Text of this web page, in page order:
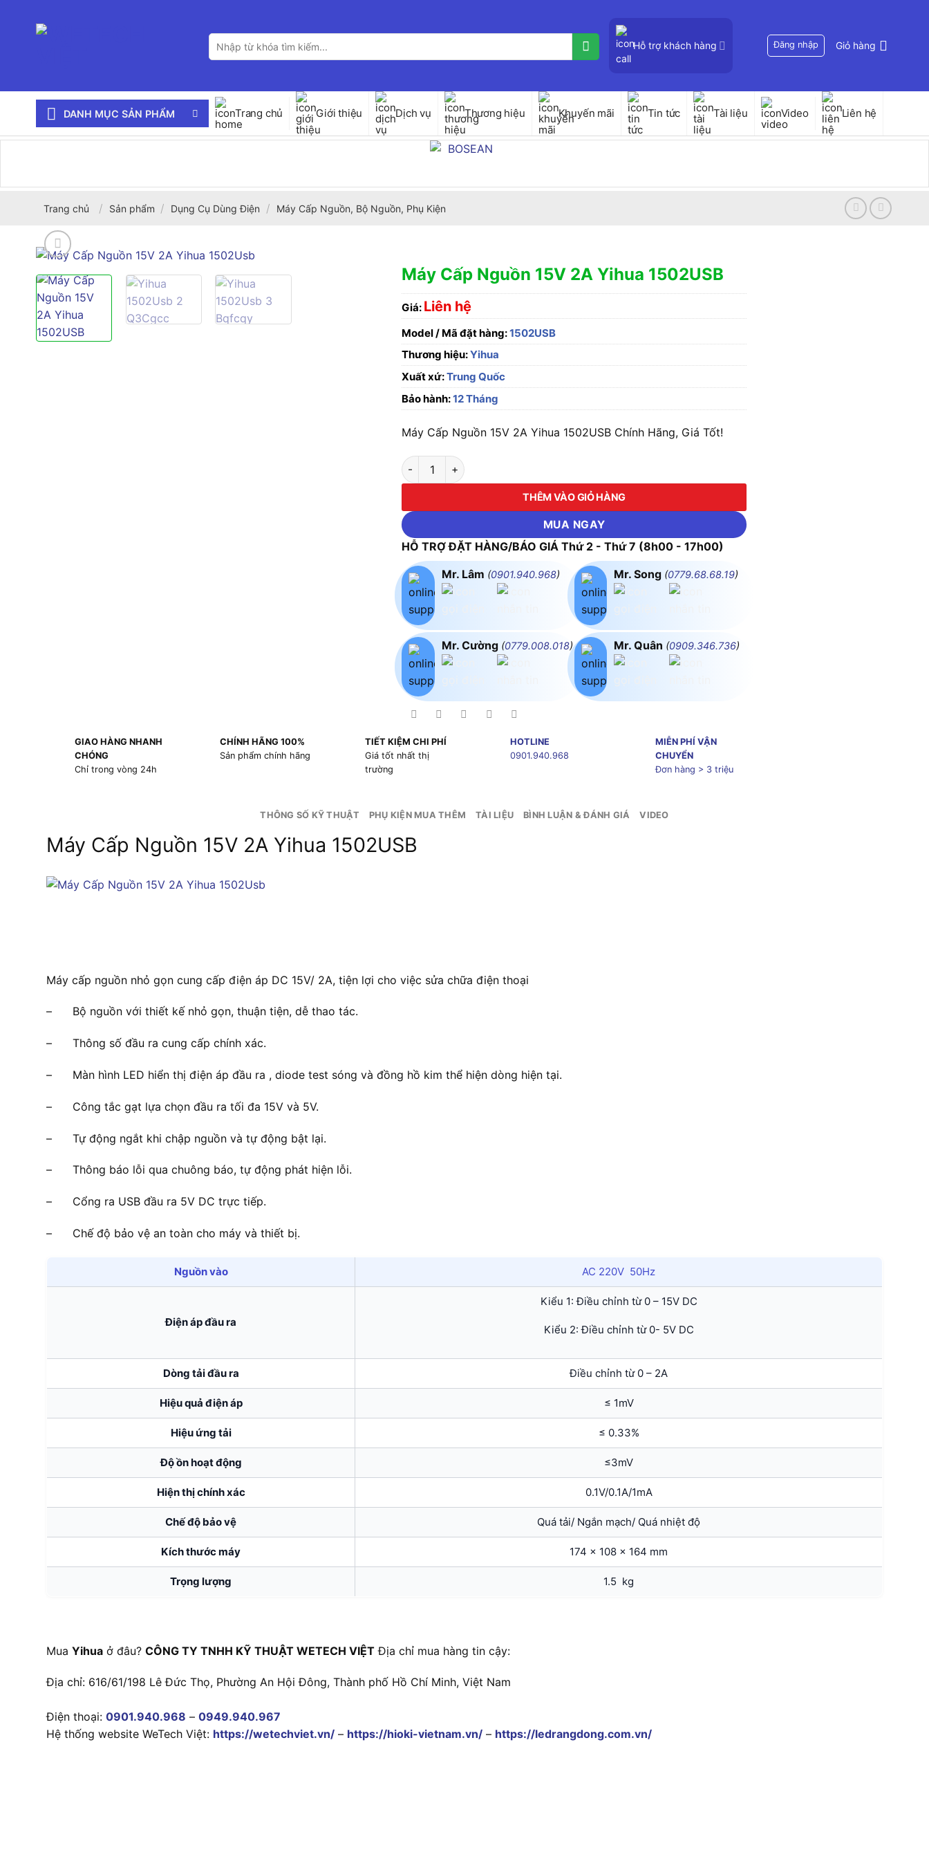
Tìm
kiếm:
Hỗ trợ khách hàng Đăng nhập Giỏ hàng
DANH MỤC SẢN PHẨM Trang chủ Giới thiệu Dịch vụ Thương hiệu Khuyến mãi Tin tức Tài liệu Video Liên hệ
Trang chủ / Sản phẩm / Dụng Cụ Dùng Điện / Máy Cấp Nguồn, Bộ Nguồn, Phụ Kiện
Máy Cấp Nguồn 15V 2A Yihua 1502USB
Giá: Liên hệ
Model / Mã đặt hàng:1502USB
Thương hiệu:Yihua
Xuất xứ:Trung Quốc
Bảo hành:12 Tháng
Máy Cấp Nguồn 15V 2A Yihua 1502USB Chính Hãng, Giá Tốt!
Máy Cấp Nguồn 15V 2A Yihua 1502USB số lượng
THÊM VÀO GIỎ HÀNG
MUA NGAY
HỖ TRỢ ĐẶT HÀNG/BÁO GIÁ Thứ 2 - Thứ 7 (8h00 - 17h00)
Mr. Lâm (0901.940.968)
Mr. Cường (0779.008.018)
Mr. Song (0779.68.68.19)
Mr. Quân (0909.346.736)
GIAO HÀNG NHANH
CHÓNG
Chỉ trong vòng 24h
CHÍNH HÃNG 100%
Sản phẩm chính hãng
TIẾT KIỆM CHI PHÍ
Giá tốt nhất thị
trường
HOTLINE
0901.940.968
MIỄN PHÍ VẬN
CHUYỂN
Đơn hàng > 3 triệu
THÔNG SỐ KỸ THUẬT PHỤ KIỆN MUA THÊM TÀI LIỆU BÌNH LUẬN & ĐÁNH GIÁ VIDEO
Máy Cấp Nguồn 15V 2A Yihua 1502USB
Máy cấp nguồn nhỏ gọn cung cấp điện áp DC 15V/ 2A, tiện lợi cho việc sửa chữa điện thoại
– Bộ nguồn với thiết kế nhỏ gọn, thuận tiện, dễ thao tác.
– Thông số đầu ra cung cấp chính xác.
– Màn hình LED hiển thị điện áp đầu ra , diode test sóng và đồng hồ kim thể hiện dòng hiện tại.
– Công tắc gạt lựa chọn đầu ra tối đa 15V và 5V.
– Tự động ngắt khi chập nguồn và tự động bật lại.
– Thông báo lỗi qua chuông báo, tự động phát hiện lỗi.
– Cổng ra USB đầu ra 5V DC trực tiếp.
– Chế độ bảo vệ an toàn cho máy và thiết bị.
Nguồn vào AC 220V 50Hz
Điện áp đầu ra
Kiểu 1: Điều chỉnh từ 0 – 15V DC
Kiểu 2: Điều chỉnh từ 0- 5V DC
Dòng tải đầu ra Điều chỉnh từ 0 – 2A
Hiệu quả điện áp ≤ 1mV
Hiệu ứng tải ≤ 0.33%
Độ ồn hoạt động ≤3mV
Hiện thị chính xác 0.1V/0.1A/1mA
Chế độ bảo vệ Quá tải/ Ngắn mạch/ Quá nhiệt độ
Kích thước máy 174 x 108 x 164 mm
Trọng lượng 1.5 kg
Mua Yihua ở đâu? CÔNG TY TNHH KỸ THUẬT WETECH VIỆT Địa chỉ mua hàng tin cậy:
Địa chỉ: 616/61/198 Lê Đức Thọ, Phường An Hội Đông, Thành phố Hồ Chí Minh, Việt Nam
Điện thoại: 0901.940.968 – 0949.940.967
Hệ thống website WeTech Việt: https://wetechviet.vn/ – https://hioki-vietnam.vn/ – https://ledrangdong.com.vn/